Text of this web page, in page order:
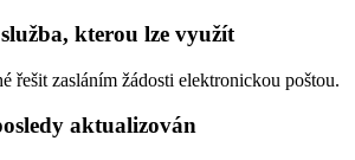
kterou lze využít
řešit zasláním žádosti elektronickou poštou.
aktualizován